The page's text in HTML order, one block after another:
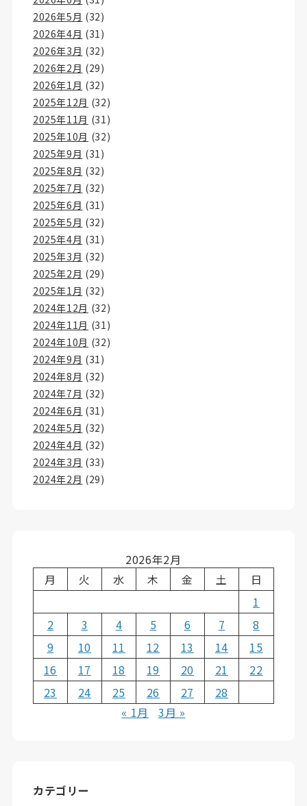
2026年5月 (32)
2026年4月 (31)
2026年3月 (32)
2026年2月 (29)
2026年1月 (32)
2025年12月 (32)
2025年11月 (31)
2025年10月 (32)
2025年9月 (31)
2025年8月 (32)
2025年7月 (32)
2025年6月 (31)
2025年5月 (32)
2025年4月 (31)
2025年3月 (32)
2025年2月 (29)
2025年1月 (32)
2024年12月 (32)
2024年11月 (31)
2024年10月 (32)
2024年9月 (31)
2024年8月 (32)
2024年7月 (32)
2024年6月 (31)
2024年5月 (32)
2024年4月 (32)
2024年3月 (33)
2024年2月 (29)
2026年2月
月
火 水 木 金 土
日
1
2
3 4 5 6 7
8
9
10 11 12 13 14
15
16
17 18 19 20 21
22
23
24 25 26 27
28
« 1月
3月 »
カテゴリー